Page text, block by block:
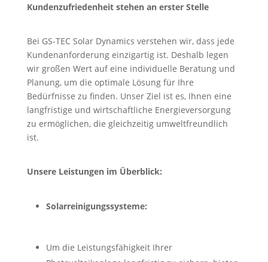
Kundenzufriedenheit stehen an erster Stelle
Bei GS-TEC Solar Dynamics verstehen wir, dass jede
Kundenanforderung einzigartig ist. Deshalb legen
wir großen Wert auf eine individuelle Beratung und
Planung, um die optimale Lösung für Ihre
Bedürfnisse zu finden. Unser Ziel ist es, Ihnen eine
langfristige und wirtschaftliche Energieversorgung
zu ermöglichen, die gleichzeitig umweltfreundlich
ist.
Unsere Leistungen im Überblick:
Solarreinigungssysteme:
Um die Leistungsfähigkeit Ihrer